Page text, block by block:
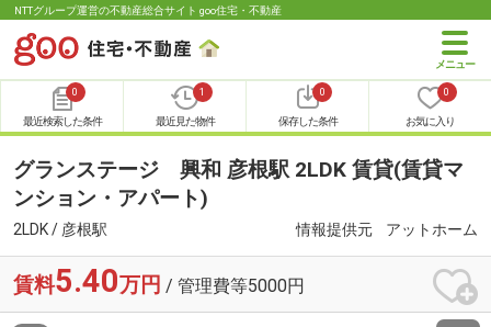
NTTグループ運営の不動産総合サイト goo住宅・不動産
0
最近検索した条件
1
最近見た物件
0
保存した条件
0
お気に入り
グランステージ 興和 彦根駅 2LDK 賃貸(賃貸マ
ンション・アパート)
2LDK / 彦根駅 情報提供元 アットホーム
賃料5.40万円 / 管理費等5000円